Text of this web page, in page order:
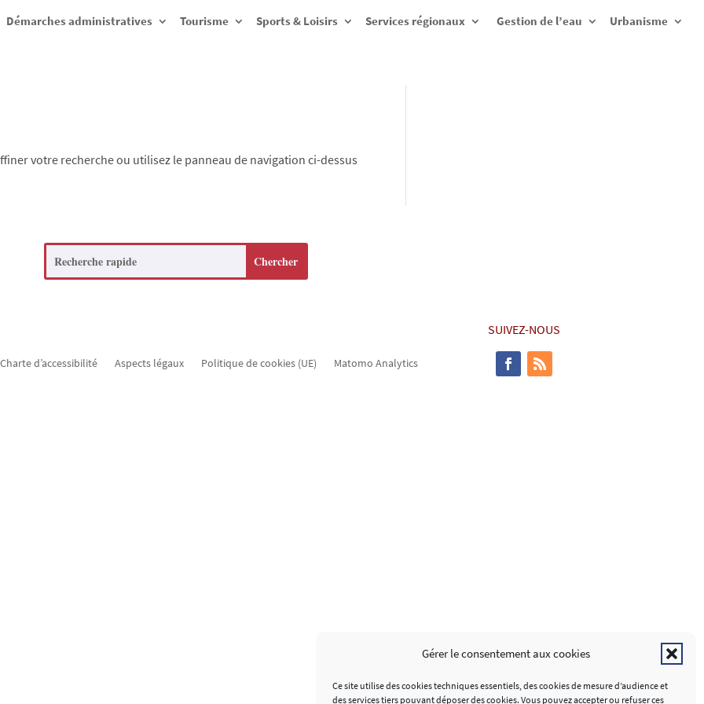
Gérer le consentement aux cookies
Ce site utilise des cookies techniques essentiels, des cookies de mesure d’audience et
des services tiers pouvant déposer des cookies. Vous pouvez accepter ou refuser ces
Démarches administratives Tourisme Sports & Loisirs Services régionaux Gestion de l’eau Urbanisme
votre recherche ou utilisez le panneau de navigation ci-dessus
Charte d’accessibilité Aspects légaux Politique de cookies (UE) Matomo Analytics
SUIVEZ-NOUS